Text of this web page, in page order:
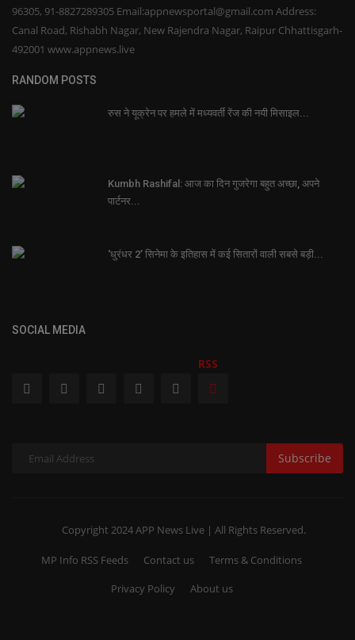
96305, 91-8827289305 Email:appnewsportal@gmail.com Address:
Canal Road, Rishabh Nagar, New Rajendra Nagar, Raipur Chhattisgarh-
492001 www.appnews.live
RANDOM POSTS
रुस ने यूक्रेन पर हमले में मध्यवर्ती रेंज की नयी मिसाइल...
Kumbh Rashifal: आज का दिन गुजरेगा बहुत अच्छा, अपने
पार्टनर...
‘धुरंधर 2’ सिनेमा के इतिहास में कई सितारों वाली सबसे बड़ी...
SOCIAL MEDIA
RSS
Subscribe
Copyright 2024 APP News Live | All Rights Reserved.
MP Info RSS Feeds Contact us
Terms & Conditions
Privacy Policy
About us